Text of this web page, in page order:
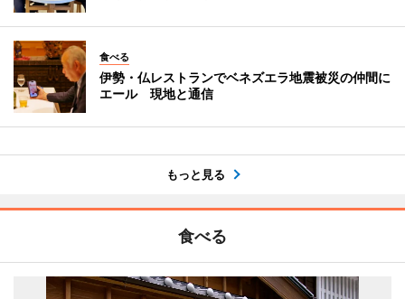
食べる
伊勢・仏レストランでベネズエラ地震被災の仲間に
エール 現地と通信
もっと見る
食べる